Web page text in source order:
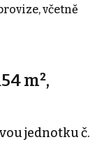
včetně
m²,
jednotku č.